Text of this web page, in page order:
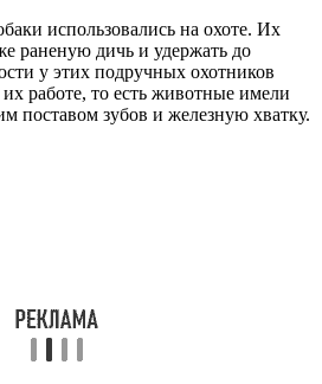
использовались на охоте. Их
раненую дичь и удержать до
у этих подручных охотников
работе, то есть животные имели
поставом зубов и железную хватку.